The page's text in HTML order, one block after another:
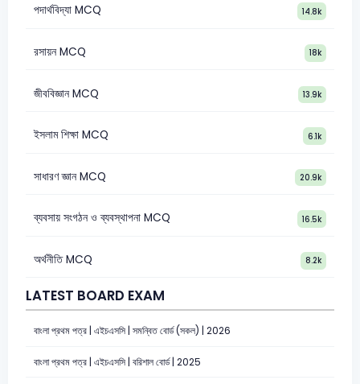
পদার্থবিদ্যা MCQ 14.8k
রসায়ন MCQ 18k
জীববিজ্ঞান MCQ 13.9k
ইসলাম শিক্ষা MCQ 6.1k
সাধারণ জ্ঞান MCQ 20.9k
ব্যবসায় সংগঠন ও ব্যবস্থাপনা MCQ 16.5k
অর্থনীতি MCQ 8.2k
LATEST BOARD EXAM
বাংলা প্রথম পত্র | এইচএসসি | সমন্বিত বোর্ড (সকল) | 2026
বাংলা প্রথম পত্র | এইচএসসি | বরিশাল বোর্ড | 2025